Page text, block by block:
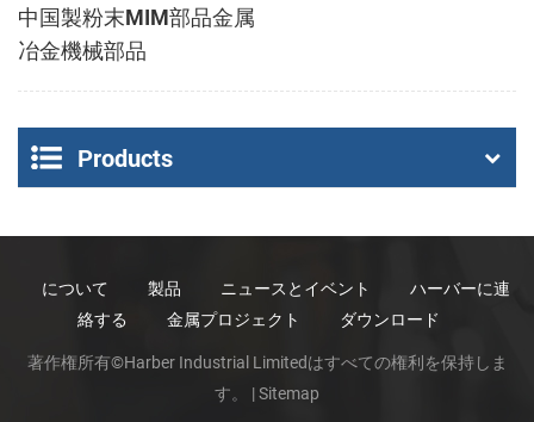
中国製粉末MIM部品金属
冶金機械部品
Products
について 製品 ニュースとイベント
ハーバーに連
絡する
金属プロジェクト ダウンロード
著作権所有©Harber Industrial Limitedはすべての権利を保持しま
す。 |Sitemap